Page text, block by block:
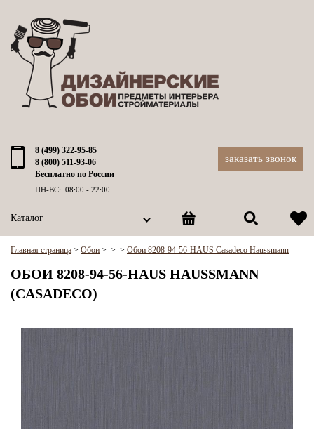
8 (499) 322-95-85
8 (800) 511-93-06
Бесплатно по России
ПН-ВС: 08:00 - 22:00
заказать звонок
Каталог
Главная страница > Обои > > > Обои 8208-94-56-HAUS Casadeco Haussmann
ОБОИ 8208-94-56-HAUS HAUSSMANN
(CASADECO)